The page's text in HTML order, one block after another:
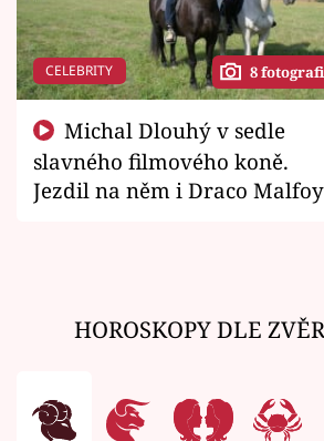
CELEBRITY 8
slavného filmového koně.
Jezdil na něm i Draco Malfoy
HOROSKOPY DLE